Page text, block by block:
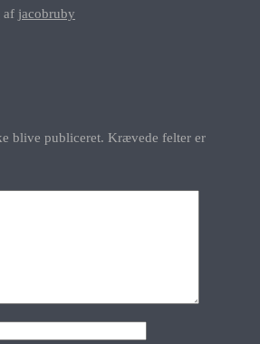
af jacobruby
blive publiceret. Krævede felter er